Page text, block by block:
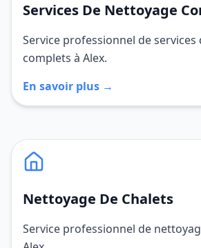
Services De Nettoyage
Service professionnel de
complets à Alex.
En savoir plus →
Nettoyage De Chalets
Service professionnel de